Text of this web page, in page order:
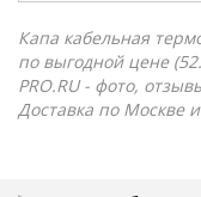
Капа кабельная
по выгодной цене
PRO.RU - фото,
Доставка по Москве